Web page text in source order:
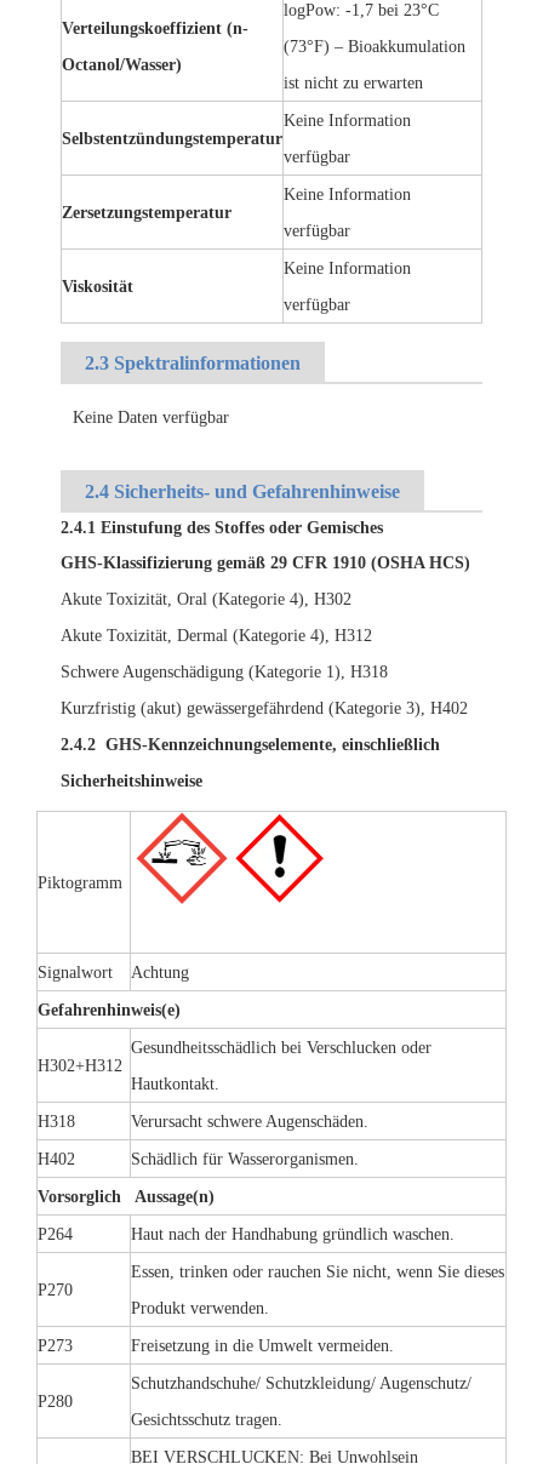
Verteilungskoeffizient (n-
Octanol/Wasser)
logPow: -1,7 bei 23°C
(73°F) – Bioakkumulation
ist nicht zu erwarten
Selbstentzündungstemperatur
Keine Information
verfügbar
Zersetzungstemperatur
Keine Information
verfügbar
Viskosität
Keine Information
verfügbar
2.3 Spektralinformationen
Keine Daten verfügbar
2.4 Sicherheits- und Gefahrenhinweise
2.4.1 Einstufung des Stoffes oder Gemisches
GHS-Klassifizierung gemäß 29 CFR 1910 (OSHA HCS)
Akute Toxizität, Oral (Kategorie 4), H302
Akute Toxizität, Dermal (Kategorie 4), H312
Schwere Augenschädigung (Kategorie 1), H318
Kurzfristig (akut) gewässergefährdend (Kategorie 3), H402
2.4.2 GHS-Kennzeichnungselemente, einschließlich
Sicherheitshinweise
Piktogramm
Signalwort Achtung
Gefahrenhinweis(e)
H302+H312
Gesundheitsschädlich bei Verschlucken oder
Hautkontakt.
H318 Verursacht schwere Augenschäden.
H402 Schädlich für Wasserorganismen.
Vorsorglich Aussage(n)
P264 Haut nach der Handhabung gründlich waschen.
P270
Essen, trinken oder rauchen Sie nicht, wenn Sie dieses
Produkt verwenden.
P273 Freisetzung in die Umwelt vermeiden.
P280
Schutzhandschuhe/ Schutzkleidung/ Augenschutz/
Gesichtsschutz tragen.
BEI VERSCHLUCKEN: Bei Unwohlsein